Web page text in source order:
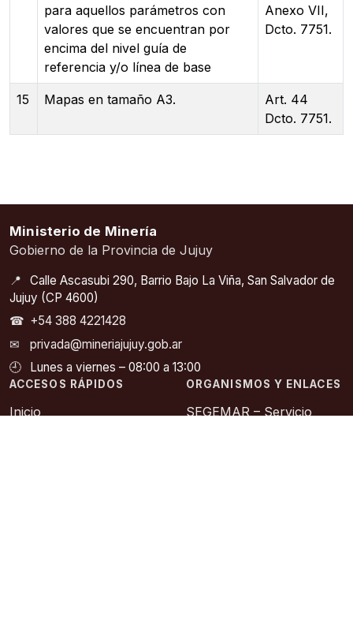
para aquellos parámetros con
valores que se encuentran por
encima del nivel guía de
referencia y/o línea de base
Anexo VII,
Dcto. 7751.
15 Mapas en tamaño A3.
Art. 44
Dcto. 7751.
Ministerio de Minería
Gobierno de la Provincia de Jujuy
📍
Calle Ascasubi 290, Barrio Bajo La Viña, San Salvador de
Jujuy (CP 4600)
☎ +54 388 4221428
✉
privada@mineriajujuy.gob.ar
🕘
Lunes a viernes – 08:00 a 13:00
ACCESOS RÁPIDOS
Inicio
ORGANISMOS Y ENLACES
SEGEMAR – Servicio